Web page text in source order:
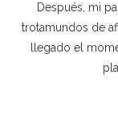
Después, mi
trotamundos de
llegado el